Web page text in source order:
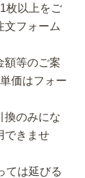
枚以上をご
文フォーム
額等のご案
価はフォー
換のみにな
できませ
ては延びる